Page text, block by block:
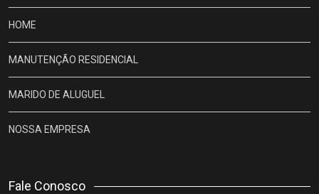
HOME
MANUTENÇÃO RESIDENCIAL
MARIDO DE ALUGUEL
NOSSA EMPRESA
Fale Conosco